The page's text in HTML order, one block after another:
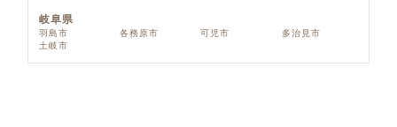
岐阜県
羽島市 各務原市 可児市
多治見市
土岐市